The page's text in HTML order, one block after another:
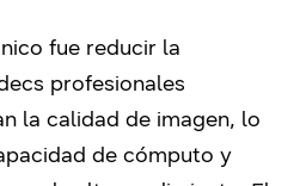
fue reducir la
profesionales
la calidad de imagen, lo
de cómputo y